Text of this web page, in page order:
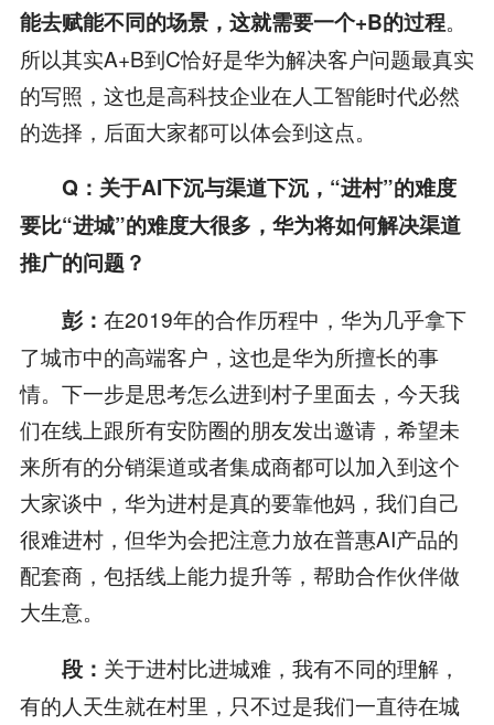
能去赋能不同的场景，这就需要一个+B的过程。
所以其实A+B到C恰好是华为解决客户问题最真实
的写照，这也是高科技企业在人工智能时代必然
的选择，后面大家都可以体会到这点。
Q：关于AI下沉与渠道下沉，“进村”的难度
要比“进城”的难度大很多，华为将如何解决渠道
推广的问题？
彭： 在2019年的合作历程中，华为几乎拿下
了城市中的高端客户，这也是华为所擅长的事
情。下一步是思考怎么进到村子里面去，今天我
们在线上跟所有安防圈的朋友发出邀请，希望未
来所有的分销渠道或者集成商都可以加入到这个
大家谈中，华为进村是真的要靠他妈，我们自己
很难进村，但华为会把注意力放在普惠AI产品的
配套商，包括线上能力提升等，帮助合作伙伴做
大生意。
段： 关于进村比进城难，我有不同的理解，
有的人天生就在村里，只不过是我们一直待在城